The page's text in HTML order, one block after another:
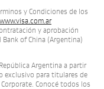
y Condiciones de los
www.visa.com.ar
y aprobación
of China (Argentina)
Argentina a partir
exclusivo para titulares de
Corporate. Conocé todos los